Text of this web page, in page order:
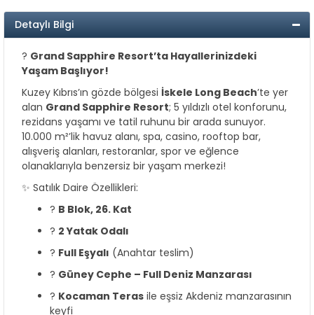
Detaylı Bilgi
?️ Grand Sapphire Resort’ta Hayallerinizdeki
Yaşam Başlıyor!
Kuzey Kıbrıs’ın gözde bölgesi İskele Long Beach’te yer
alan Grand Sapphire Resort; 5 yıldızlı otel konforunu,
rezidans yaşamı ve tatil ruhunu bir arada sunuyor.
10.000 m²’lik havuz alanı, spa, casino, rooftop bar,
alışveriş alanları, restoranlar, spor ve eğlence
olanaklarıyla benzersiz bir yaşam merkezi!
✨ Satılık Daire Özellikleri:
? B Blok, 26. Kat
?️ 2 Yatak Odalı
?️ Full Eşyalı (Anahtar teslim)
? Güney Cephe – Full Deniz Manzarası
? Kocaman Teras ile eşsiz Akdeniz manzarasının
keyfi